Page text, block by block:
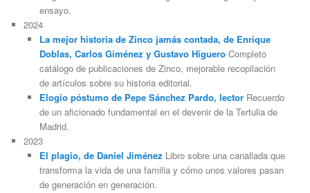
ensayo.
2024
La mejor historia de Zinco jamás contada, de Enrique
Doblas, Carlos Giménez y Gustavo HigueroCompleto
catálogo de publicaciones de Zinco, mejorable recopilación
de artículos sobre su historia editorial.
Elogio póstumo de Pepe Sánchez Pardo, lectorRecuerdo
de un aficionado fundamental en el devenir de la Tertulia de
Madrid.
2023
El plagio, de Daniel Jiménez Libro sobre una canallada que
transforma la vida de una familia y cómo unos valores pasan
de generación en generación.